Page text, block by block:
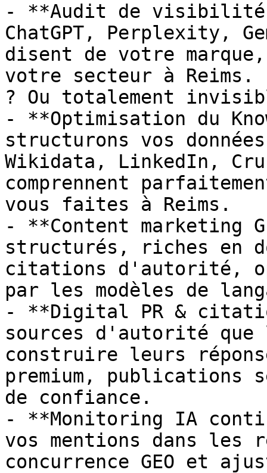
- **Audit de visibilité
ChatGPT, Perplexity,
disent de votre
votre secteur à Reims.
? Ou totalement
- **Optimisation du
structurons vos
Wikidata, LinkedIn,
comprennent
vous faites à Reims.
- **Content marketing
structurés, riches en
citations d'autorité,
par les modèles de
- **Digital PR &
sources d'autorité
construire leurs
premium, publications
de confiance.
- **Monitoring IA
vos mentions dans les
concurrence GEO et